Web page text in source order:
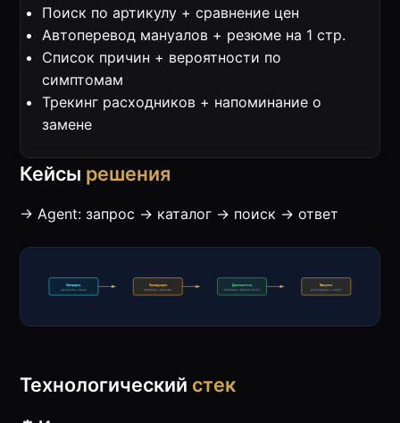
Поиск по артикулу + сравнение цен
Автоперевод мануалов + резюме на 1 стр.
Список причин + вероятности по
симптомам
Трекинг расходников + напоминание о
замене
Кейсы решения
→ Agent: запрос → каталог → поиск → ответ
Технологический стек